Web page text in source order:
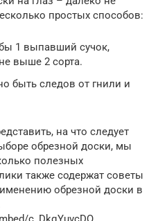
простых способов:
1 выпавший сучок,
выше 2 сорта.
быть следов от гнили и
на что следует
обрезной доски, мы
полезных
также содержат советы
обрезной доски в